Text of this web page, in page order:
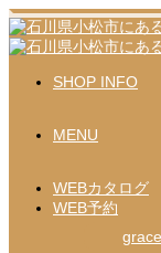
SHOP INFO
MENU
WEBカタログ
WEB予約
grace